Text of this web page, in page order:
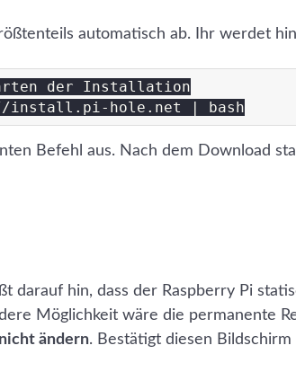
automatisch ab. Ihr werdet
der Installation
Befehl aus. Nach dem Download
darauf hin, dass der Raspberry Pi
Möglichkeit wäre die permanente
ändern. Bestätigt diesen Bildschirm